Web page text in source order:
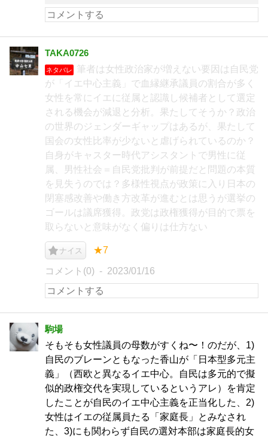
TAKA0726
ネタバレ
筆者は女性政治家が増えない要因は自民党
が「イエ中心主義」で血縁継承議員の割合が多く
女性を常にイエに従属と認識し候補者として選定
される機会が減退と分析。果たしてそうか？政治
の世界のジェンダーギャップはあるが、果たして
国会の女性比率が少ないと虐げられているのか？
自身がキャスター時代アシスタントで男性に従
属、男性社会＝自民党批判が前提だと問題の本質
を見失うのでは？多様性視点が政策に入り日本の
閉塞感改善や働き方改革が進むとは思うが選挙の
ゴールは議席獲得。政党は政権獲得が目的で票を
取らないと意味がなく偏りは仕方ない
ナイス ★7
コメント(0) 2023/01/16
駒場
そもそも女性議員の母数がすくね〜！のだが、1)
自民のブレーンともなった香山が「日本型多元主
義」（西欧と異なるイエ中心。自民は多元的で擬
似的政権交代を実現しているというアレ）を肯定
したことが自民のイエ中心主義を正当化した、2)
女性はイエの従属員たる「家庭長」とみなされ
た、3)にも関わらず自民の選対本部は家庭長的女